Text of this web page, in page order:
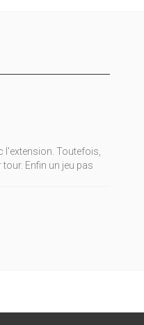
l'extension. Toutefois,
Enfin un jeu pas